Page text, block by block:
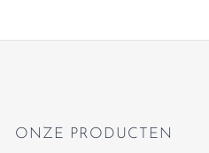
ONZE PRODUCTEN